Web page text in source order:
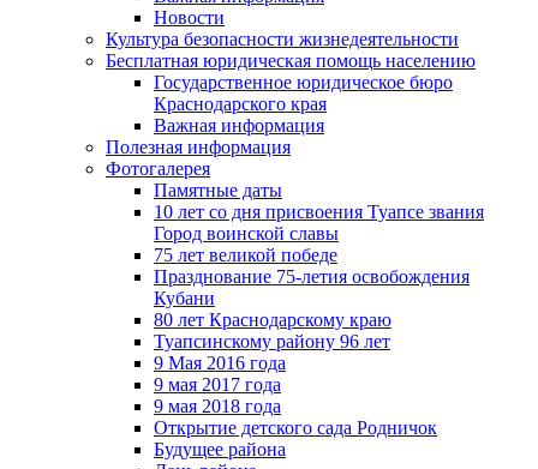
Новости
Культура безопасности жизнедеятельности
Бесплатная юридическая помощь населению
Государственное юридическое бюро
Краснодарского края
Важная информация
Полезная информация
Фотогалерея
Памятные даты
10 лет со дня присвоения Туапсе звания
Город воинской славы
75 лет великой победе
Празднование 75-летия освобождения
Кубани
80 лет Краснодарскому краю
Туапсинскому району 96 лет
9 Мая 2016 года
9 мая 2017 года
9 мая 2018 года
Открытие детского сада Родничок
Будущее района